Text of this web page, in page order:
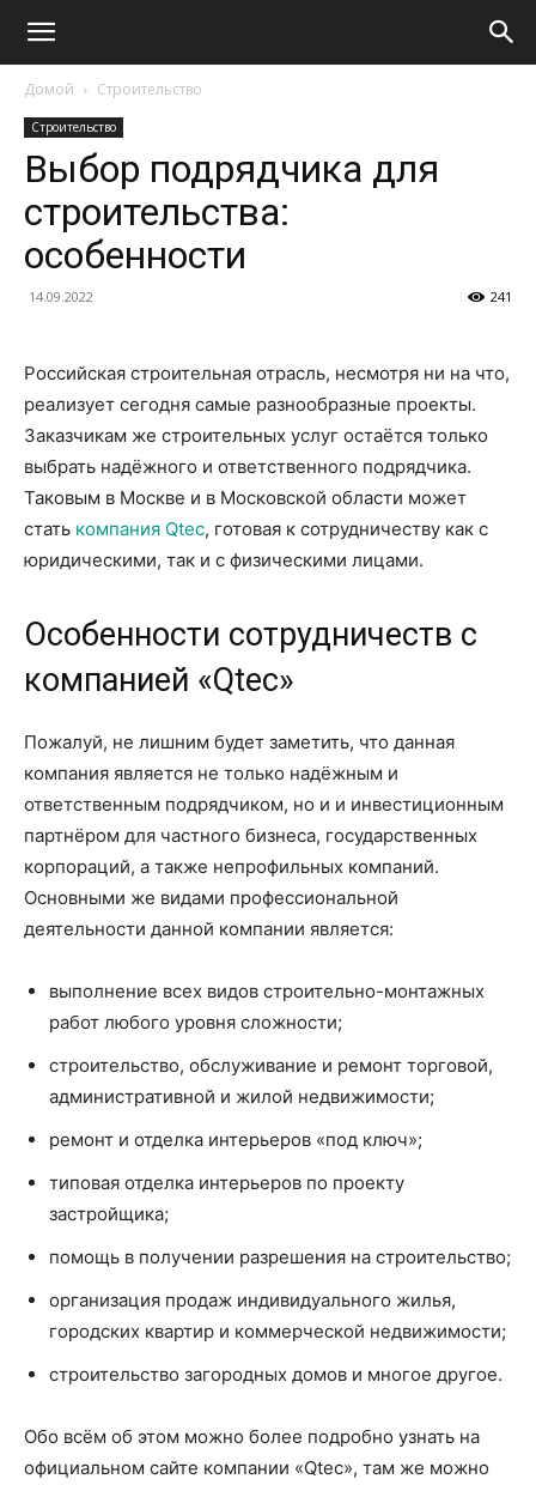
Домой Строительство
Строительство
Выбор подрядчика для
строительства:
особенности
14.09.2022 241
Российская строительная отрасль, несмотря ни на что,
реализует сегодня самые разнообразные проекты.
Заказчикам же строительных услуг остаётся только
выбрать надёжного и ответственного подрядчика.
Таковым в Москве и в Московской области может
стать компания Qtec, готовая к сотрудничеству как с
юридическими, так и с физическими лицами.
Особенности сотрудничеств с
компанией «Qtec»
Пожалуй, не лишним будет заметить, что данная
компания является не только надёжным и
ответственным подрядчиком, но и и инвестиционным
партнёром для частного бизнеса, государственных
корпораций, а также непрофильных компаний.
Основными же видами профессиональной
деятельности данной компании является:
выполнение всех видов строительно-монтажных
работ любого уровня сложности;
строительство, обслуживание и ремонт торговой,
административной и жилой недвижимости;
ремонт и отделка интерьеров «под ключ»;
типовая отделка интерьеров по проекту
застройщика;
помощь в получении разрешения на строительство;
организация продаж индивидуального жилья,
городских квартир и коммерческой недвижимости;
строительство загородных домов и многое другое.
Обо всём об этом можно более подробно узнать на
официальном сайте компании «Qtec», там же можно